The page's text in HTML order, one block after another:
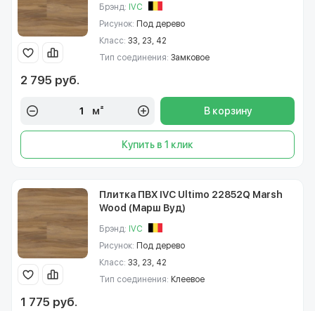
Брэнд: IVC
Рисунок: Под дерево
Класс: 33, 23, 42
Тип соединения: Замковое
2 795 руб.
м² В корзину
Купить в 1 клик
Плитка ПВХ IVC Ultimo 22852Q Marsh
Wood (Марш Вуд)
Брэнд: IVC
Рисунок: Под дерево
Класс: 33, 23, 42
Тип соединения: Клеевое
1 775 руб.